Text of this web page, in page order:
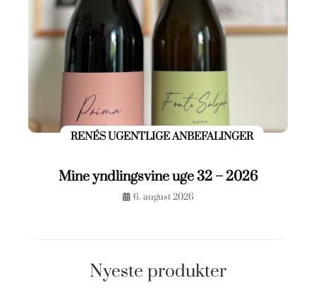
RENÉS UGENTLIGE ANBEFALINGER
Mine yndlingsvine uge 32 – 2026
6. august 2026
Nyeste produkter